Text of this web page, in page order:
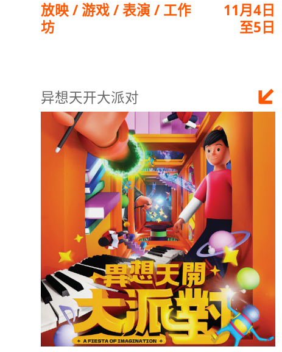
放映 / 游戏 / 表演 / 工作
坊
11月4日
至5日
异想天开大派对